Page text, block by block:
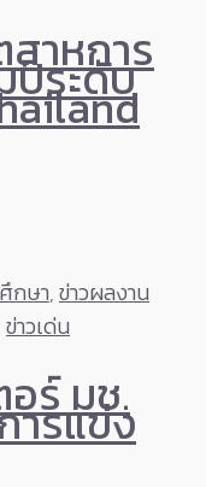
าหการ
ป์ระดับ
กษา,ข่าวผลงาน
ข่าวเด่น
ร์ มช.
ารแข่ง